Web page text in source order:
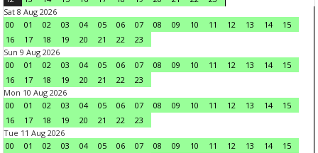
Sat 8 Aug 2026
00
01 02 03 04 05 06 07 08 09 10 11 12 13 14
15
16
17 18 19 20 21 22
23
Sun 9 Aug 2026
00
01 02 03 04 05 06 07 08 09 10 11 12 13 14
15
16
17 18 19 20 21 22
23
Mon 10 Aug 2026
00
01 02 03 04 05 06 07 08 09 10 11 12 13 14
15
16
17 18 19 20 21 22
23
Tue 11 Aug 2026
00
01 02 03 04 05 06 07 08 09 10 11 12 13 14
15